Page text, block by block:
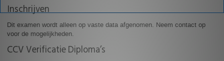
Inschrijven
Dit examen wordt alleen op vaste data afgenomen. Neem contact op
voor de mogelijkheden.
CCV Verificatie Diploma’s